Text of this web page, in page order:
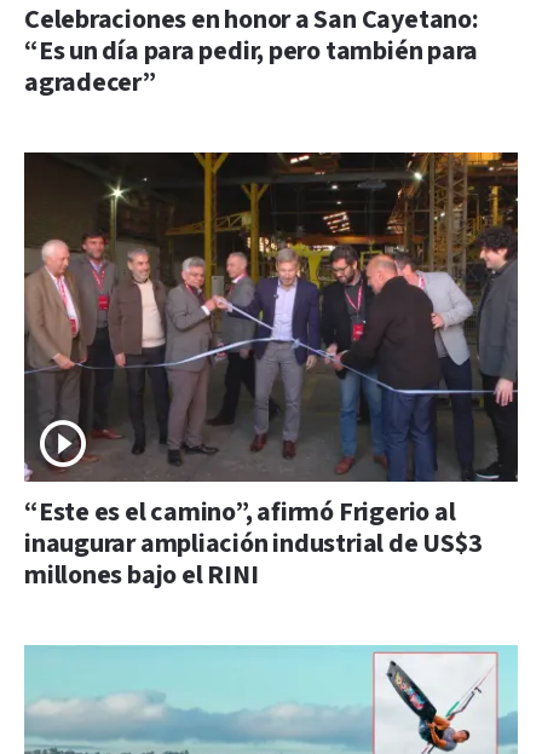
Celebraciones en honor a San Cayetano:
“Es un día para pedir, pero también para
agradecer”
“Este es el camino”, afirmó Frigerio al
inaugurar ampliación industrial de US$3
millones bajo el RINI